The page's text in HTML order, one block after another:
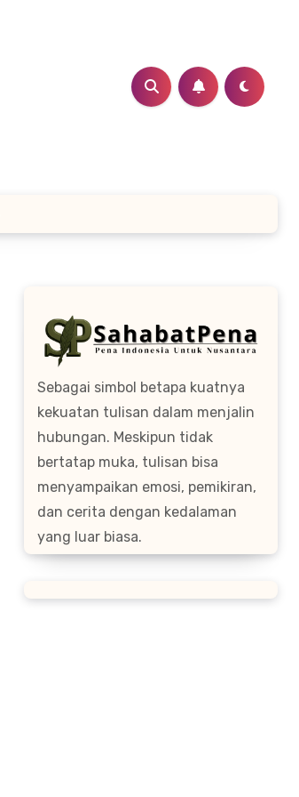
Sebagai simbol betapa kuatnya
kekuatan tulisan dalam menjalin
hubungan. Meskipun tidak
bertatap muka, tulisan bisa
menyampaikan emosi, pemikiran,
dan cerita dengan kedalaman
yang luar biasa.